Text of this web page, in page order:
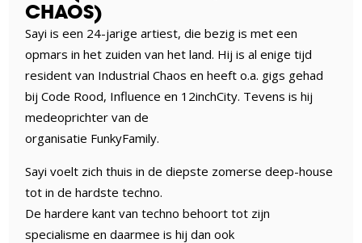
CHAOS)
Sayi is een 24-jarige artiest, die bezig is met een
opmars in het zuiden van het land. Hij is al enige tijd
resident van Industrial Chaos en heeft o.a. gigs gehad
bij Code Rood, Influence en 12inchCity. Tevens is hij
medeoprichter van de
organisatie FunkyFamily.
Sayi voelt zich thuis in de diepste zomerse deep-house
tot in de hardste techno.
De hardere kant van techno behoort tot zijn
specialisme en daarmee is hij dan ook